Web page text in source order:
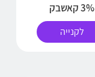
3% קאשבק
לקנייה